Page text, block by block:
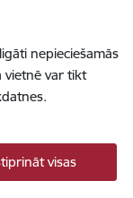
nepieciešamās
vietnē var tikt
visas